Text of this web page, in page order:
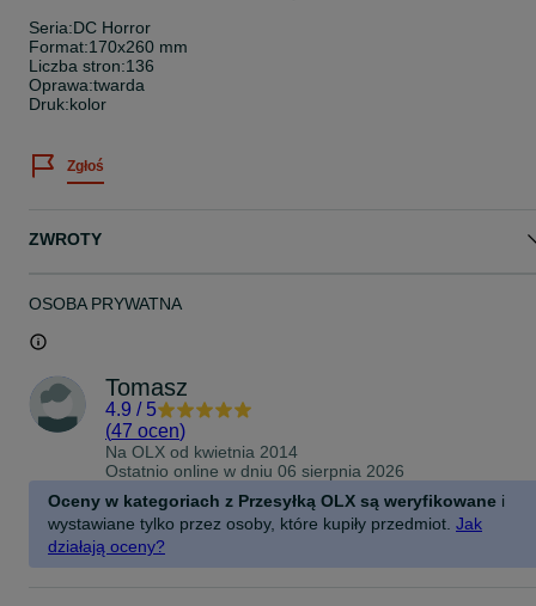
Seria:DC Horror
Format:170x260 mm
Liczba stron:136
Oprawa:twarda
Druk:kolor
Zgłoś
ZWROTY
OSOBA PRYWATNA
Tomasz
4.9 / 5
(47 ocen)
Na OLX od kwietnia 2014
Ostatnio online w dniu 06 sierpnia 2026
Oceny w kategoriach z Przesyłką OLX są weryfikowane i
wystawiane tylko przez osoby, które kupiły przedmiot. Jak
działają oceny?